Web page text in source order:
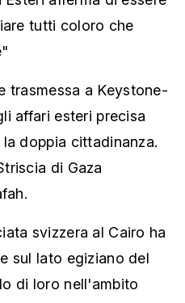
tutti coloro che
trasmessa a Keystone-
affari esteri precisa
doppia cittadinanza.
di Gaza
svizzera al Cairo ha
sul lato egiziano del
di loro nell'ambito